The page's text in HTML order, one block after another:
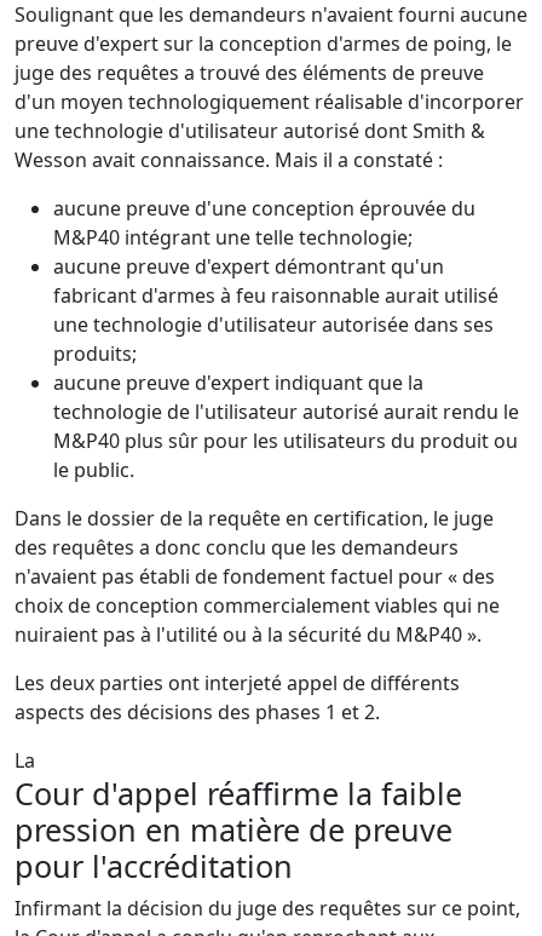
Soulignant que les demandeurs n'avaient fourni aucune
preuve d'expert sur la conception d'armes de poing, le
juge des requêtes a trouvé des éléments de preuve
d'un moyen technologiquement réalisable d'incorporer
une technologie d'utilisateur autorisé dont Smith &
Wesson avait connaissance. Mais il a constaté :
aucune preuve d'une conception éprouvée du
M&P40 intégrant une telle technologie;
aucune preuve d'expert démontrant qu'un
fabricant d'armes à feu raisonnable aurait utilisé
une technologie d'utilisateur autorisée dans ses
produits;
aucune preuve d'expert indiquant que la
technologie de l'utilisateur autorisé aurait rendu le
M&P40 plus sûr pour les utilisateurs du produit ou
le public.
Dans le dossier de la requête en certification, le juge
des requêtes a donc conclu que les demandeurs
n'avaient pas établi de fondement factuel pour « des
choix de conception commercialement viables qui ne
nuiraient pas à l'utilité ou à la sécurité du M&P40 ».
Les deux parties ont interjeté appel de différents
aspects des décisions des phases 1 et 2.
La
Cour d'appel réaffirme la faible
pression en matière de preuve
pour l'accréditation
Infirmant la décision du juge des requêtes sur ce point,